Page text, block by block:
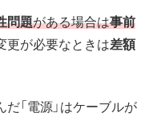
問題がある場合は事前
更が必要なときは差額
「電源」はケーブルが